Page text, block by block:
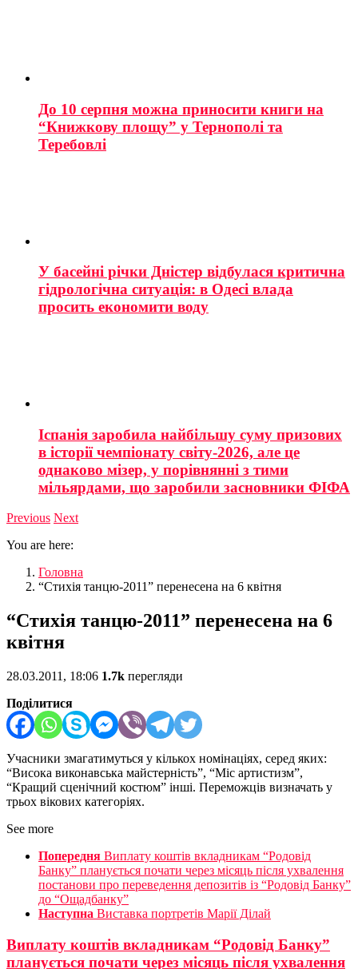
До 10 серпня можна приносити книги на
“Книжкову площу” у Тернополі та
Теребовлі
У басейні річки Дністер відбулася критична
гідрологічна ситуація: в Одесі влада
просить економити воду
Іспанія заробила найбільшу суму призових
в історії чемпіонату світу-2026, але це
однаково мізер, у порівнянні з тими
мільярдами, що заробили засновники ФІФА
Previous Next
You are here:
Головна
“Стихія танцю-2011” перенесена на 6 квітня
“Стихія танцю-2011” перенесена на 6
квітня
28.03.2011, 18:06 1.7k перегляди
Поділитися
Учасники змагатимуться у кількох номінаціях, серед яких:
“Висока виконавська майстерність”, “Міс артистизм”,
“Кращий сценічний костюм” інші. Переможців визначать у
трьох вікових категоріях.
See more
Попередня Виплату коштів вкладникам “Родовід
Банку” планується почати через місяць після ухвалення
постанови про переведення депозитів із “Родовід Банку”
до “Ощадбанку”
Наступна Виставка портретів Марії Ділай
Виплату коштів вкладникам “Родовід Банку”
планується почати через місяць після ухвалення